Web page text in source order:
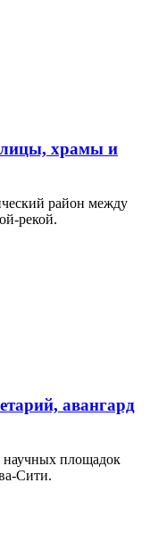
храмы и
район между
рекой.
авангард
научных площадок
Сити.